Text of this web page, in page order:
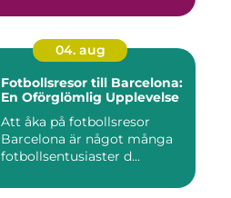
04. aug
Fotbollsresor till Barcelona:
En Oförglömlig Upplevelse
Att åka på fotbollsresor
Barcelona är något många
fotbollsentusiaster d...